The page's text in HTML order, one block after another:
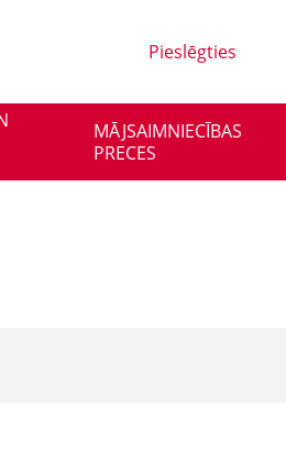
Pieslēgties
MĀJSAIMNIECĪBAS
PRECES